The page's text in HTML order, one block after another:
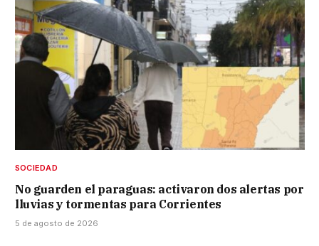
SOCIEDAD
No guarden el paraguas: activaron dos alertas por
lluvias y tormentas para Corrientes
5 de agosto de 2026